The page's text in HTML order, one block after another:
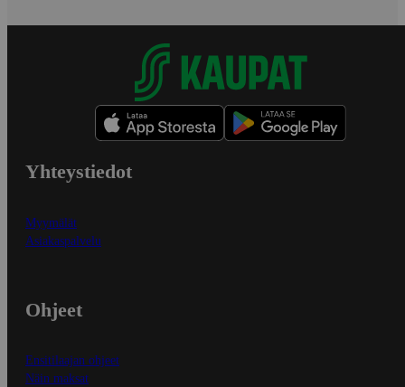
Yhteystiedot
Myymälät
Asiakaspalvelu
Ohjeet
Ensitilaajan ohjeet
Näin maksat